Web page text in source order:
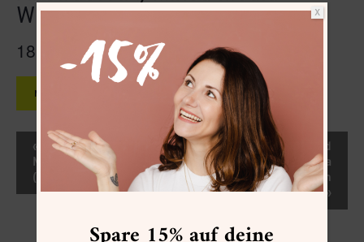
Weihnachtskarten Workshop
18.11.2023@11:00 13:00CET
MEHR INFOS »
Veranstaltung-
Navigation
«
Abstract Art/Mixed
Media Workshop
(After-Work)
Abstract Art/Mixed
Media
Weihnachtskarten
Workshop »
X